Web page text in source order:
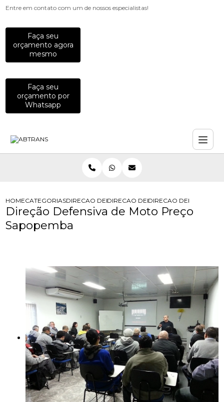
Entre em contato com um de nossos especialistas!
Faça seu
orçamento agora
mesmo
Faça seu
orçamento por
Whatsapp
HOMECATEGORIASDIRECAO DEFENSIVADIRECAO DEFENSIVA CORRETIVA
DIRECAO DEFENSIVA
Direção Defensiva de Moto Preço
Sapopemba